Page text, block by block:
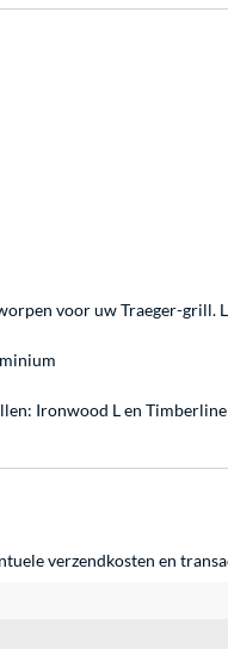
voor uw Traeger-
Ironwood L en
verzendkosten en